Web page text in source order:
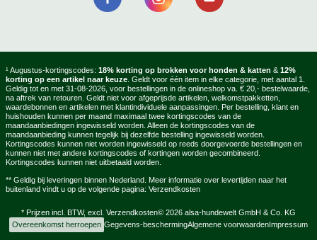
¹ Augustus-kortingscodes: 18% korting op brokken voor honden & katten & 12%
korting op een artikel naar keuze . Geldt voor één item in elke categorie, met aantal 1.
Geldig tot en met 31-08-2026, voor bestellingen in de onlineshop va. € 20,- bestelwaarde,
na aftrek van retouren. Geldt niet voor afgeprijsde artikelen, welkomstpakketten,
waardebonnen en artikelen met klantindividuele aanpassingen. Per bestelling, klant en
huishouden kunnen per maand maximaal twee kortingscodes van de
maandaanbiedingen ingewisseld worden. Alleen de kortingscodes van de
maandaanbieding kunnen tegelijk bij dezelfde bestelling ingewisseld worden.
Kortingscodes kunnen niet worden ingewisseld op reeds doorgevoerde bestellingen en
kunnen niet met andere kortingscodes of kortingen worden gecombineerd.
Kortingscodes kunnen niet uitbetaald worden.
** Geldig bij leveringen binnen Nederland. Meer informatie over levertijden naar het
buitenland vindt u op de volgende pagina: Verzendkosten
* Prijzen incl. BTW, excl. Verzendkosten© 2026 alsa-hundewelt GmbH & Co. KG
Overeenkomst herroepen Gegevens-beschermingAlgemene voorwaardenImpressum